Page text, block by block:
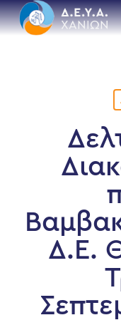
Skip
to
main
Δ.Ε.